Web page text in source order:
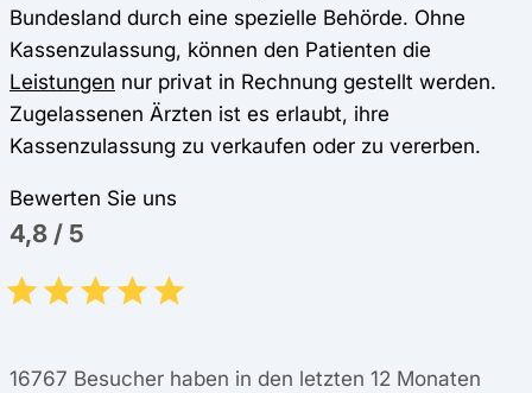
Bundesland durch eine spezielle Behörde. Ohne
Kassenzulassung, können den Patienten die
Leistungen nur privat in Rechnung gestellt werden.
Zugelassenen Ärzten ist es erlaubt, ihre
Kassenzulassung zu verkaufen oder zu vererben.
Bewerten Sie uns
4,8 / 5
16767 Besucher haben in den letzten 12 Monaten